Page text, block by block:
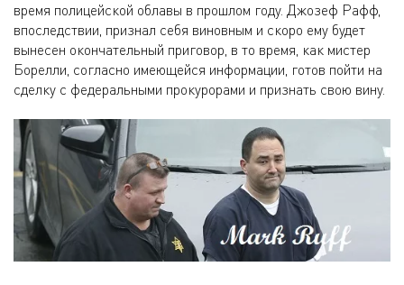
время полицейской облавы в прошлом году. Джозеф Рафф,
впоследствии, признал себя виновным и скоро ему будет
вынесен окончательный приговор, в то время, как мистер
Борелли, согласно имеющейся информации, готов пойти на
сделку с федеральными прокурорами и признать свою вину.